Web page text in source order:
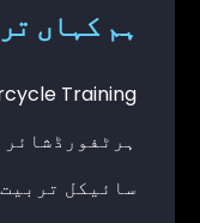
ہم کہاں
سائیکل